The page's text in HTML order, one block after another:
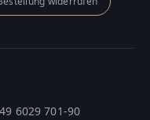
6029 701-90